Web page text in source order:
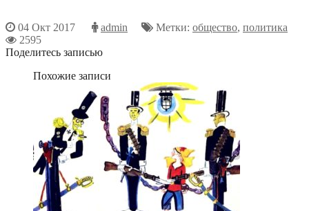
04 Окт 2017 admin Метки: общество, политика
2595
Поделитесь записью
Похожие записи